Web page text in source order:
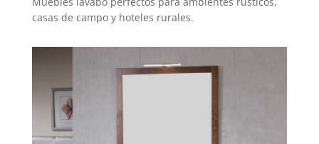
casas de campo y hoteles rurales.